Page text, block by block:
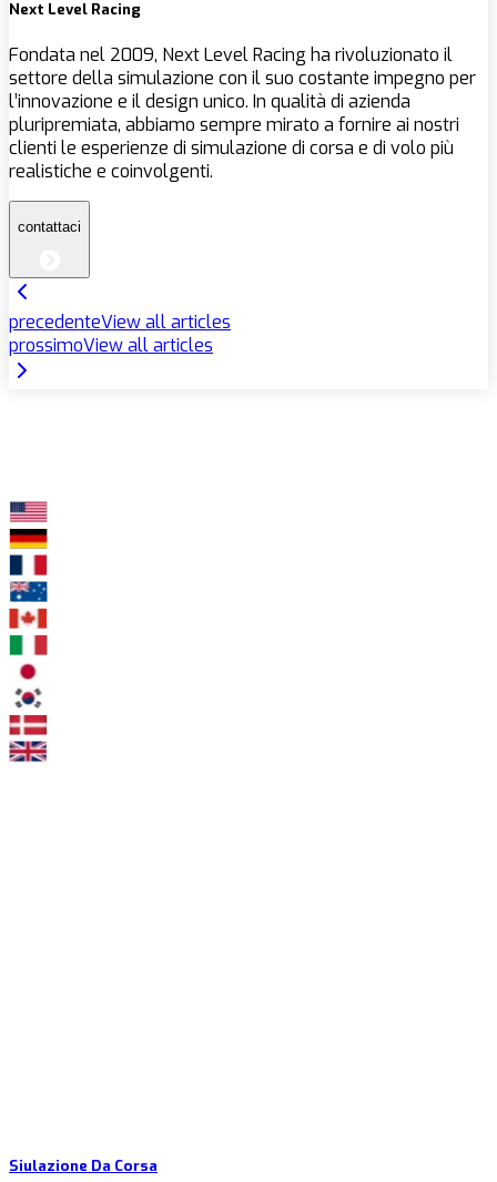
Next Level Racing
Fondata nel 2009, Next Level Racing ha rivoluzionato il
settore della simulazione con il suo costante impegno per
l’innovazione e il design unico. In qualità di azienda
pluripremiata, abbiamo sempre mirato a fornire ai nostri
clienti le esperienze di simulazione di corsa e di volo più
realistiche e coinvolgenti.
contattaci
precedenteView all articles
prossimoView all articles
Siulazione Da Corsa